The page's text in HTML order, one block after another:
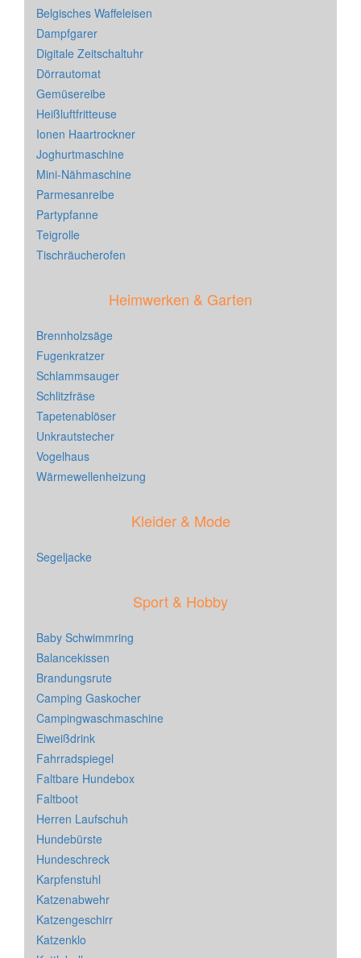
Belgisches Waffeleisen
Dampfgarer
Digitale Zeitschaltuhr
Dörrautomat
Gemüsereibe
Heißluftfritteuse
Ionen Haartrockner
Joghurtmaschine
Mini-Nähmaschine
Parmesanreibe
Partypfanne
Teigrolle
Tischräucherofen
Heimwerken & Garten
Brennholzsäge
Fugenkratzer
Schlammsauger
Schlitzfräse
Tapetenablöser
Unkrautstecher
Vogelhaus
Wärmewellenheizung
Kleider & Mode
Segeljacke
Sport & Hobby
Baby Schwimmring
Balancekissen
Brandungsrute
Camping Gaskocher
Campingwaschmaschine
Eiweißdrink
Fahrradspiegel
Faltbare Hundebox
Faltboot
Herren Laufschuh
Hundebürste
Hundeschreck
Karpfenstuhl
Katzenabwehr
Katzengeschirr
Katzenklo